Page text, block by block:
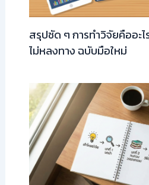
สรุปชัด ๆ การทำวิจัยคืออะไ
ไม่หลงทาง ฉบับมือใหม่